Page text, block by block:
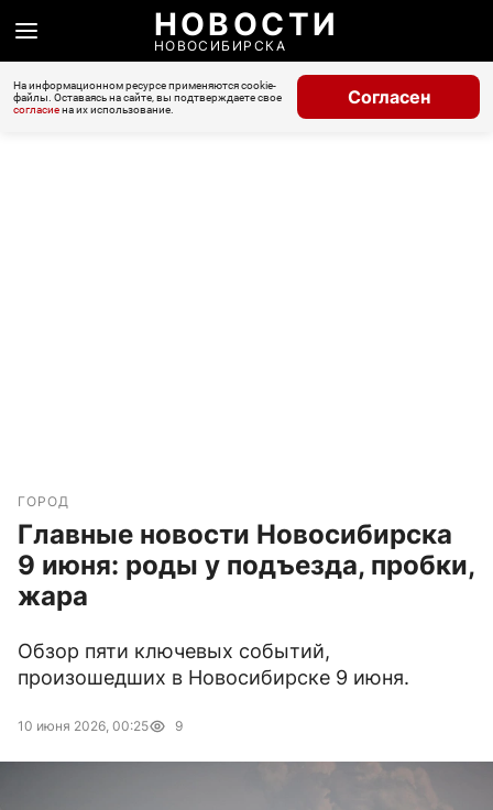
НОВОСТИ
НОВОСИБИРСКА
На информационном ресурсе применяются cookie-
файлы. Оставаясь на сайте, вы подтверждаете свое
согласиена их использование.
Согласен
ГОРОД
Главные новости Новосибирска
9 июня: роды у подъезда, пробки,
жара
Обзор пяти ключевых событий,
произошедших в Новосибирске 9 июня.
10 июня 2026, 00:25 9